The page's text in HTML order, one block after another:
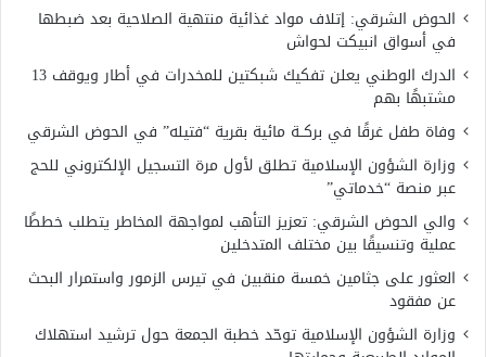
الحوض الشرقي: إتلاف مواد غذائية منتهية الصلاحية بعد ضبطها
في أسواق انبيكت لحواش
الدرك الوطني يعلن تفكيك شبكتين للمخدرات في أطار ويوقف 13
مشتبهًا بهم
وفاة طفل غرقًا في بركــة مائية بقرية “فتيله” في الحوض الشرقي
وزارة الشؤون الإسلامية تطلق لأول مرة التسجيل الإلكتروني للحج
عبر منصة “خدماتي”
والي الحوض الشرقي: تعزيز التأهب لمواجهة المخاطر يتطلب خططًا
عملية وتنسيقًا بين مختلف المتدخلين
العثور على جثامين خمسة منقبين في تيرس الزمور واستمرار البحث
عن مفقود
وزارة الشؤون الإسلامية توحّد خطبة الجمعة حول ترشيد استهلاك